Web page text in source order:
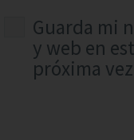
Guarda mi
y web en
próxima